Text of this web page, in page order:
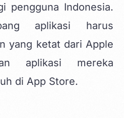
pengguna Indonesia.
aplikasi harus
yang ketat dari Apple
aplikasi mereka
di App Store.